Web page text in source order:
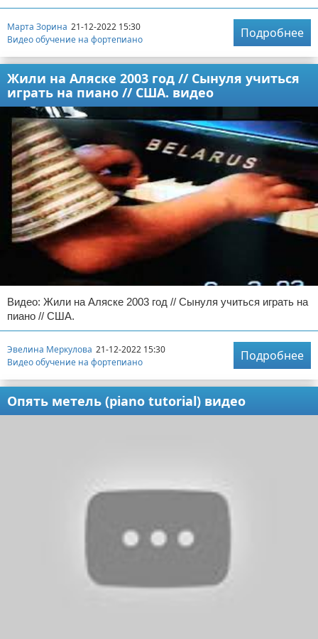
Марта Зорина 21-12-2022 15:30
Видео обучение на фортепиано
Подробнее
Жили на Аляске 2003 год // Сынуля учиться
играть на пиано // США. видео
Видео: Жили на Аляске 2003 год // Сынуля учиться играть на
пиано // США.
Эвелина Меркулова 21-12-2022 15:30
Видео обучение на фортепиано
Подробнее
Опять метель (piano tutorial) видео